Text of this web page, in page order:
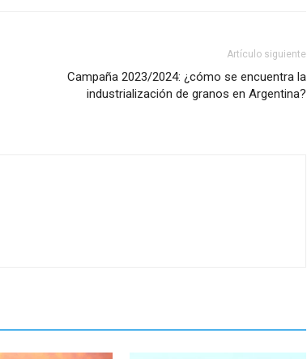
Artículo siguiente
Campaña 2023/2024: ¿cómo se encuentra la
industrialización de granos en Argentina?